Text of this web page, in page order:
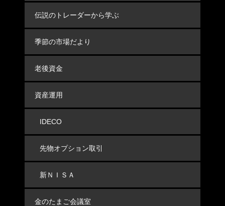
伝説のトレーダーから学ぶ
季節の市場だより
老後資金
資産運用
IDECO
先物オプション取引
新ＮＩＳＡ
金のたまご会議室